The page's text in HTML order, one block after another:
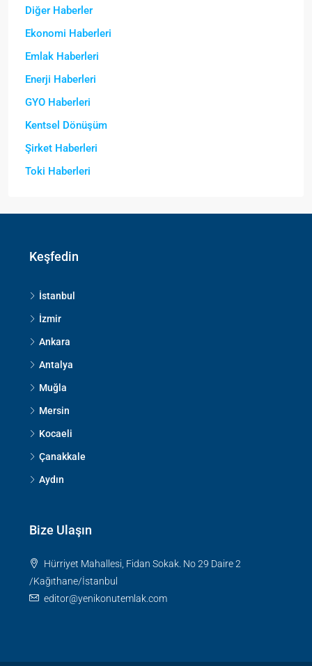
Diğer Haberler
Ekonomi Haberleri
Emlak Haberleri
Enerji Haberleri
GYO Haberleri
Kentsel Dönüşüm
Şirket Haberleri
Toki Haberleri
Keşfedin
İstanbul
İzmir
Ankara
Antalya
Muğla
Mersin
Kocaeli
Çanakkale
Aydın
Bize Ulaşın
Hürriyet Mahallesi, Fidan Sokak. No 29 Daire 2
/Kağıthane/İstanbul
editor@yenikonutemlak.com